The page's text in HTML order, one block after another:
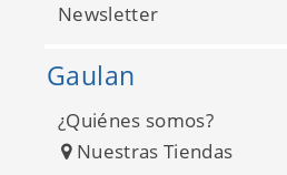
Newsletter
Gaulan
¿Quiénes somos?
Nuestras Tiendas